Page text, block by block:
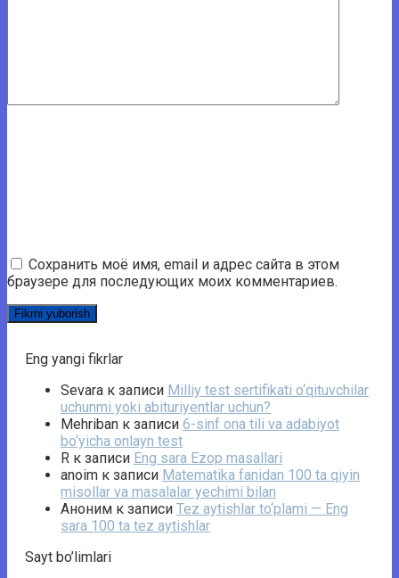
Сохранить моё имя, email и адрес сайта в этом
браузере для последующих моих комментариев.
Eng yangi fikrlar
Sevara к записи Milliy test sertifikati o‘qituvchilar
uchunmi yoki abituriyentlar uchun?
Mehriban к записи 6-sinf ona tili va adabiyot
bo‘yicha onlayn test
R к записи Eng sara Ezop masallari
anoim к записи Matematika fanidan 100 ta qiyin
misollar va masalalar yechimi bilan
Аноним к записи Tez aytishlar to‘plami — Eng
sara 100 ta tez aytishlar
Sayt bo’limlari